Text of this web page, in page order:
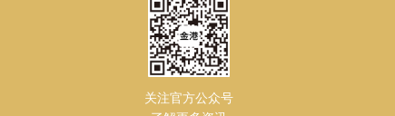
关注官方公众号